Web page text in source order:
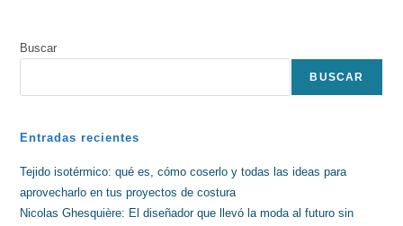
Buscar
BUSCAR
Entradas recientes
Tejido isotérmico: qué es, cómo coserlo y todas las ideas para
aprovecharlo en tus proyectos de costura
Nicolas Ghesquière: El diseñador que llevó la moda al futuro sin